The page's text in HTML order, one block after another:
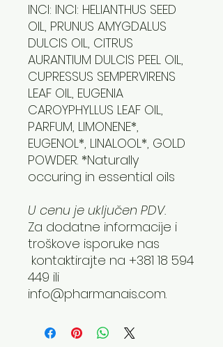
INCI: INCI: HELIANTHUS SEED
OIL, PRUNUS AMYGDALUS
DULCIS OIL, CITRUS
AURANTIUM DULCIS PEEL OIL,
CUPRESSUS SEMPERVIRENS
LEAF OIL, EUGENIA
CAROYPHYLLUS LEAF OIL,
PARFUM, LIMONENE*,
EUGENOL*, LINALOOL*, GOLD
POWDER. *Naturally
occuring in essential oils
U cenu je uključen PDV.
Za dodatne informacije i
troškove isporuke nas
kontaktirajte na +381 18 594
449 ili
info@pharmanais.com.